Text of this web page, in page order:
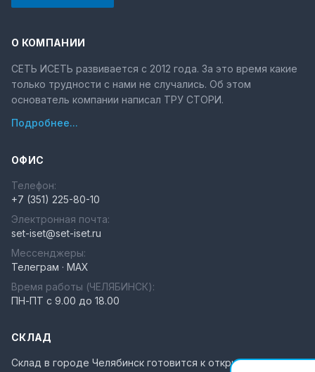
О КОМПАНИИ
СЕТЬ ИСЕТЬ развивается с 2012 года. За это время какие
только трудности с нами не случались. Об этом
основатель компании написал ТРУ СТОРИ.
Подробнее...
ОФИС
Телефон:
+7 (351) 225-80-10
Электронная почта:
set-iset@set-iset.ru
Мессенджеры:
Телеграм · MAX
Время работы (ЧЕЛЯБИНСК):
ПН-ПТ с 9.00 до 18.00
СКЛАД
Склад в городе Челябинск готовится к открытию